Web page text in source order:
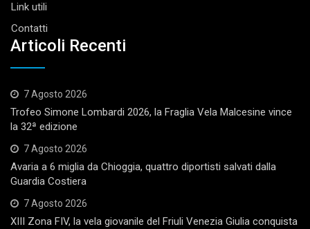
Link utili
Contatti
Articoli Recenti
7 Agosto 2026
Trofeo Simone Lombardi 2026, la Fraglia Vela Malcesine vince
la 32ª edizione
7 Agosto 2026
Avaria a 6 miglia da Chioggia, quattro diportisti salvati dalla
Guardia Costiera
7 Agosto 2026
XIII Zona FIV, la vela giovanile del Friuli Venezia Giulia conquista